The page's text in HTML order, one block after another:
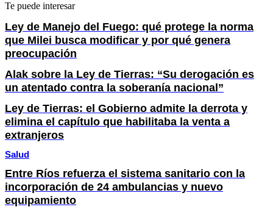
Te puede interesar
Ley de Manejo del Fuego: qué protege la norma
que Milei busca modificar y por qué genera
preocupación
Alak sobre la Ley de Tierras: “Su derogación es
un atentado contra la soberanía nacional”
Ley de Tierras: el Gobierno admite la derrota y
elimina el capítulo que habilitaba la venta a
extranjeros
Salud
Entre Ríos refuerza el sistema sanitario con la
incorporación de 24 ambulancias y nuevo
equipamiento